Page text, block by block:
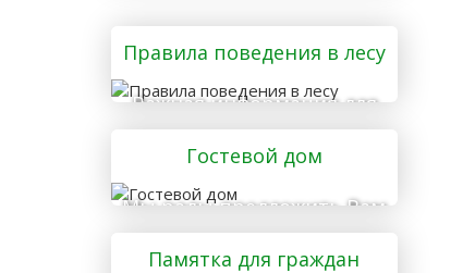
Правила поведения в лесу
Важная информация для
тех, кто отправляется в
лес
Гостевой дом
Мы рады предложить Вам
услуги гостевого дома
Памятка для граждан